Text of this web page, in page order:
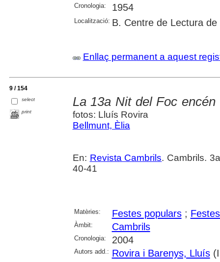
Cronologia: 1954
Localització: B. Centre de Lectura de
Enllaç permanent a aquest
9 / 154
select
print
La 13a Nit del Foc
fotos: Lluís Rovira
Bellmunt, Èlia
En: Revista Cambrils. Cambrils.
40-41
Matèries: Festes populars;
Àmbit: Cambrils
Cronologia: 2004
Autors add.: Rovira i Barenys, Lluís